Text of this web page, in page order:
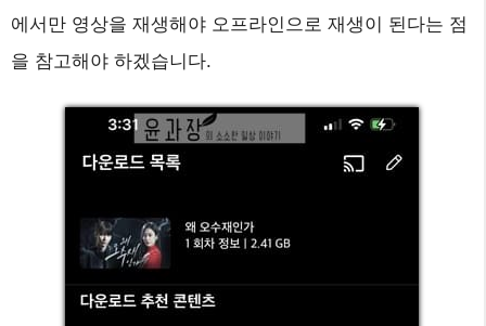
에서만 영상을 재생해야 오프라인으로 재생이 된다는 점
을 참고해야 하겠습니다.